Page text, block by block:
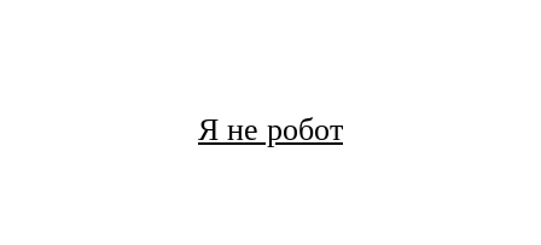
Я не робот